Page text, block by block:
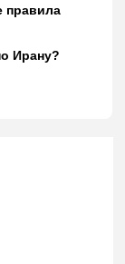
правила
Ирану?